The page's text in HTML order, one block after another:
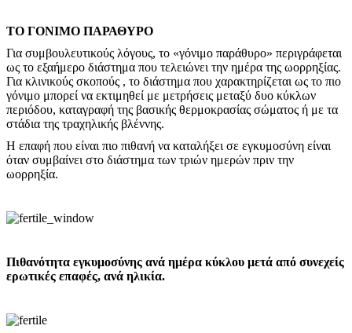
ΤΟ ΓΟΝΙΜΟ ΠΑΡΑΘΥΡΟ
Για συμβουλευτικούς λόγους, το «γόνιμο παράθυρο» περιγράφεται
ως το εξαήμερο διάστημα που τελειώνει την ημέρα της ωορρηξίας.
Για κλινικούς σκοπούς , το διάστημα που χαρακτηρίζεται ως το πιο
γόνιμο μπορεί να εκτιμηθεί με μετρήσεις μεταξύ δυο κύκλων
περιόδου, καταγραφή της βασικής θερμοκρασίας σώματος ή με τα
στάδια της τραχηλικής βλέννης.
Η επαφή που είναι πιο πιθανή να καταλήξει σε εγκυμοσύνη είναι
όταν συμβαίνει στο διάστημα των τριών ημερών πριν την
ωορρηξία.
Πιθανότητα εγκυμοσύνης ανά ημέρα κύκλου μετά από συνεχείς
ερωτικές επαφές, ανά ηλικία.